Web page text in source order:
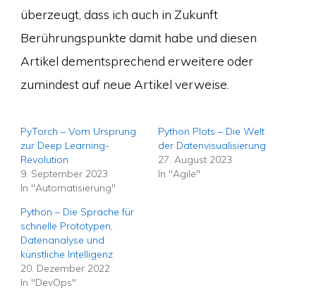
überzeugt, dass ich auch in Zukunft
Berührungspunkte damit habe und diesen
Artikel dementsprechend erweitere oder
zumindest auf neue Artikel verweise.
PyTorch – Vom Ursprung
zur Deep Learning-
Revolution
9. September 2023
In "Automatisierung"
Python Plots – Die Welt
der Datenvisualisierung
27. August 2023
In "Agile"
Python – Die Sprache für
schnelle Prototypen,
Datenanalyse und
künstliche Intelligenz
20. Dezember 2022
In "DevOps"